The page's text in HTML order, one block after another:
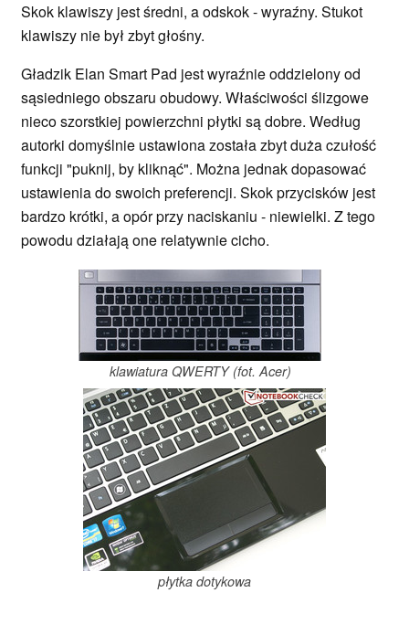
Skok klawiszy jest średni, a odskok - wyraźny. Stukot
klawiszy nie był zbyt głośny.
Gładzik Elan Smart Pad jest wyraźnie oddzielony od
sąsiedniego obszaru obudowy. Właściwości ślizgowe
nieco szorstkiej powierzchni płytki są dobre. Według
autorki domyślnie ustawiona została zbyt duża czułość
funkcji "puknij, by kliknąć". Można jednak dopasować
ustawienia do swoich preferencji. Skok przycisków jest
bardzo krótki, a opór przy naciskaniu - niewielki. Z tego
powodu działają one relatywnie cicho.
klawiatura QWERTY (fot. Acer)
płytka dotykowa